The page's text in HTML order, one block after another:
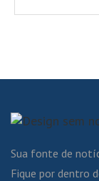
Sua fonte de
Fique por dentro